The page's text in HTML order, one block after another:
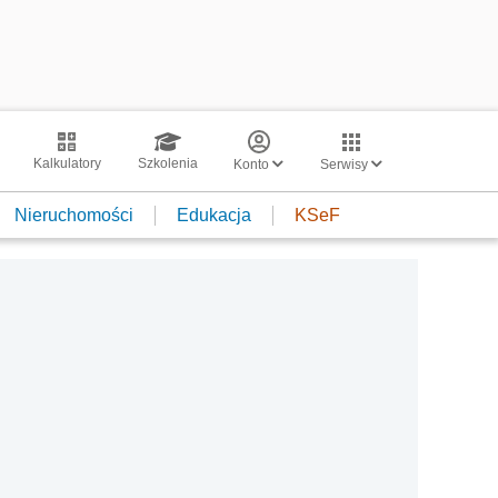
Kalkulatory Szkolenia Konto Serwisy
Nieruchomości Edukacja KSeF